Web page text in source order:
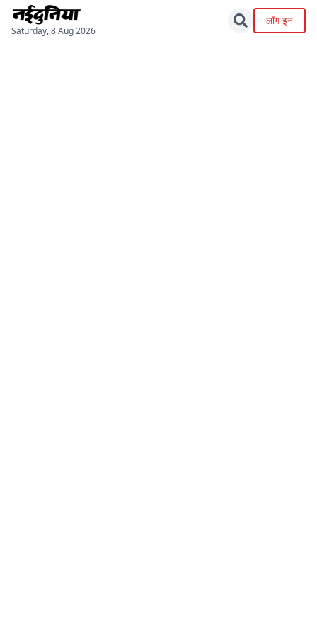
Saturday, 8 Aug 2026
लॉग इन